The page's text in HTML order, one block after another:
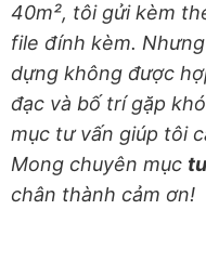
40m², tôi gửi kèm
file đính kèm.
dựng không được
đạc và bố trí gặp
mục tư vấn giúp tôi
Mong chuyên mục
chân thành cảm ơn!